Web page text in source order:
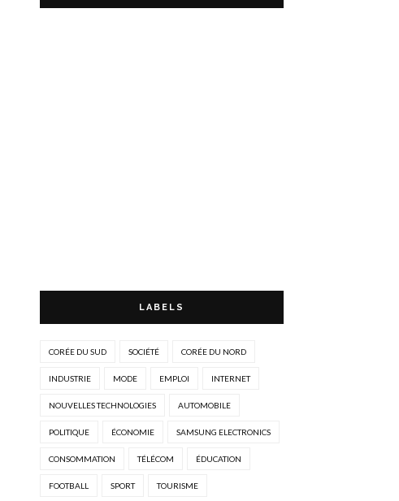
LABELS
CORÉE DU SUD SOCIÉTÉ CORÉE DU NORD
INDUSTRIE MODE EMPLOI INTERNET
NOUVELLES TECHNOLOGIES AUTOMOBILE
POLITIQUE ÉCONOMIE SAMSUNG ELECTRONICS
CONSOMMATION TÉLÉCOM ÉDUCATION
FOOTBALL SPORT TOURISME